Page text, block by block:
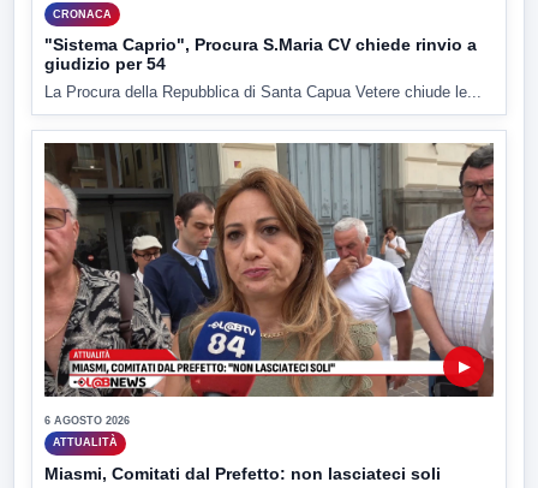
CRONACA
"Sistema Caprio", Procura S.Maria CV chiede rinvio a
giudizio per 54
La Procura della Repubblica di Santa Capua Vetere chiude le...
▶
6 AGOSTO 2026
ATTUALITÀ
Miasmi, Comitati dal Prefetto: non lasciateci soli